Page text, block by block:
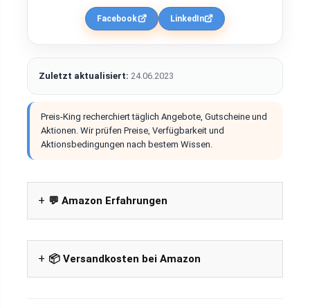
Facebook LinkedIn
Zuletzt aktualisiert: 24.06.2023
Preis-King recherchiert täglich Angebote, Gutscheine und
Aktionen. Wir prüfen Preise, Verfügbarkeit und
Aktionsbedingungen nach bestem Wissen.
💬 Amazon Erfahrungen
📦 Versandkosten bei Amazon